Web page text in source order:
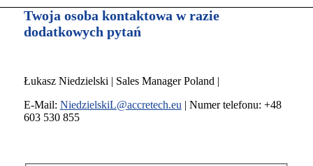
Twoja osoba kontaktowa w razie
dodatkowych pytań
Łukasz Niedzielski | Sales Manager Poland |
E-Mail: NiedzielskiL@accretech.eu | Numer telefonu: +48
603 530 855